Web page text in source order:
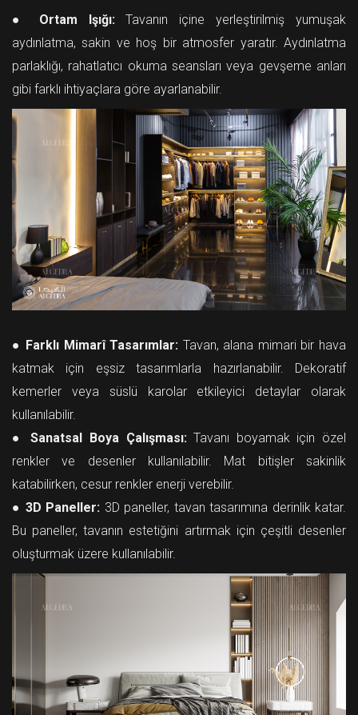
● Ortam Işığı:Tavanın içine yerleştirilmiş yumuşak
aydınlatma, sakin ve hoş bir atmosfer yaratır. Aydınlatma
parlaklığı, rahatlatıcı okuma seansları veya gevşeme anları
gibi farklı ihtiyaçlara göre ayarlanabilir.
● Farklı Mimarî Tasarımlar: Tavan, alana mimari bir hava
katmak için eşsiz tasarımlarla hazırlanabilir. Dekoratif
kemerler veya süslü karolar etkileyici detaylar olarak
kullanılabilir.
●Sanatsal Boya Çalışması:Tavanı boyamak için özel
renkler ve desenler kullanılabilir. Mat bitişler sakinlik
katabilirken, cesur renkler enerji verebilir.
● 3D Paneller: 3D paneller, tavan tasarımına derinlik katar.
Bu paneller, tavanın estetiğini artırmak için çeşitli desenler
oluşturmak üzere kullanılabilir.